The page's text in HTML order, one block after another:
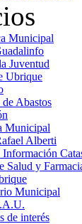
Municipal
Juventud
Ubrique
Abastos
Municipal
Alberti
Información
Salud y
Municipal
de interés